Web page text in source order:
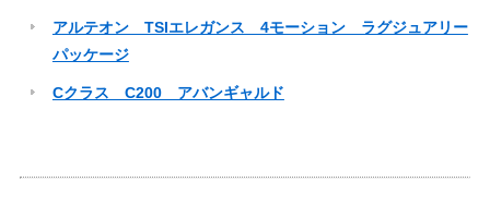
アルテオン TSIエレガンス 4モーション ラグジュアリー
パッケージ
Cクラス C200 アバンギャルド